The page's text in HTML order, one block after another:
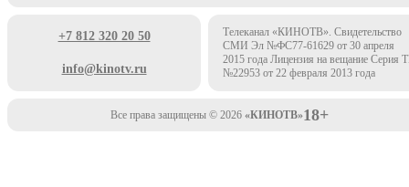
+7 812 320 20 50
info@kinotv.ru
Телеканал «КИНОТВ». Свидетельство
СМИ Эл №ФС77-61629 от 30 апреля
2015 года Лицензия на вещание Серия
№22953 от 22 февраля 2013 года
Все права защищены © 2026 «КИНОТВ»18+